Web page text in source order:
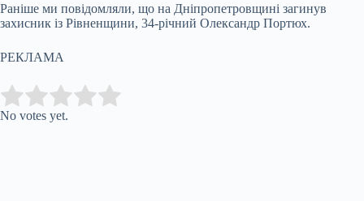
Раніше ми повідомляли, що на Дніпропетровщині загинув
захисник із Рівненщини, 34-річний Олександр Портюх.
РЕКЛАМА
Rate this item:
No votes yet.